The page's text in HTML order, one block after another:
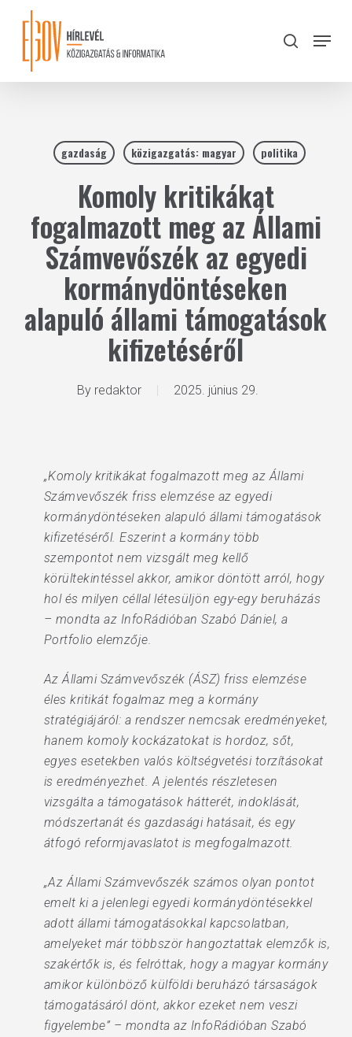
content
search
Menu
gazdaság közigazgatás: magyar politika
Komoly kritikákat
fogalmazott meg az Állami
Számvevőszék az egyedi
kormánydöntéseken
alapuló állami támogatások
kifizetéséről
By redaktor 2025. június 29.
„Komoly kritikákat fogalmazott meg az Állami
Számvevőszék friss elemzése az egyedi
kormánydöntéseken alapuló állami támogatások
kifizetéséről. Eszerint a kormány több
szempontot nem vizsgált meg kellő
körültekintéssel akkor, amikor döntött arról, hogy
hol és milyen céllal létesüljön egy-egy beruházás
– mondta az InfoRádióban Szabó Dániel, a
Portfolio elemzője.
Az Állami Számvevőszék (ÁSZ) friss elemzése
éles kritikát fogalmaz meg a kormány
stratégiájáról: a rendszer nemcsak eredményeket,
hanem komoly kockázatokat is hordoz, sőt,
egyes esetekben valós költségvetési torzításokat
is eredményezhet. A jelentés részletesen
vizsgálta a támogatások hátterét, indoklását,
módszertanát és gazdasági hatásait, és egy
átfogó reformjavaslatot is megfogalmazott.
„Az Állami Számvevőszék számos olyan pontot
emelt ki a jelenlegi egyedi kormánydöntésekkel
adott állami támogatásokkal kapcsolatban,
amelyeket már többször hangoztattak elemzők is,
szakértők is, és felróttak, hogy a magyar kormány
amikor különböző külföldi beruházó társaságok
támogatásáról dönt, akkor ezeket nem veszi
figyelembe” – mondta az InfoRádióban Szabó
Close